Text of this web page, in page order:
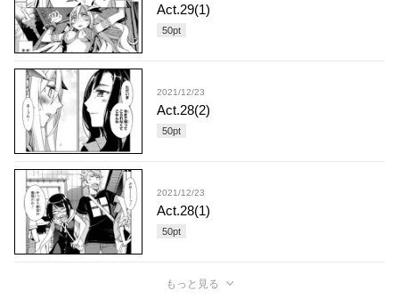
Act.29(1)
50pt
2021/12/23
Act.28(2)
50pt
2021/12/23
Act.28(1)
50pt
もっと見る